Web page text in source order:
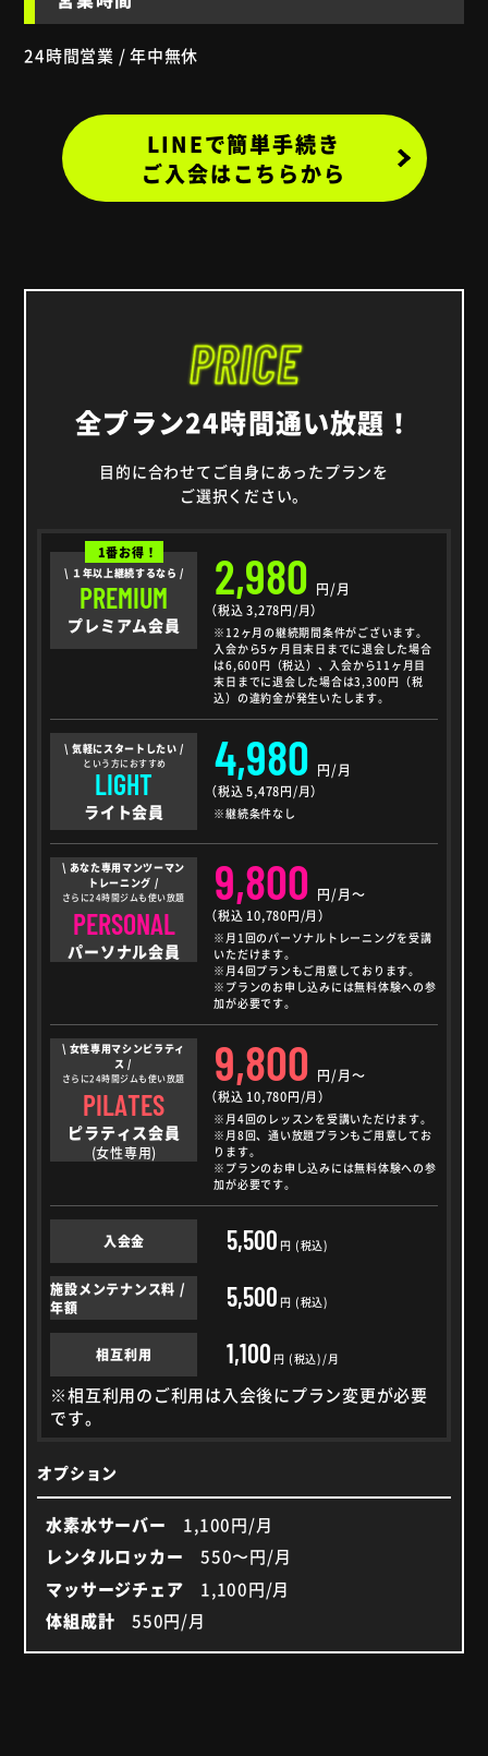
24時間営業 / 年中無休
LINEで簡単手続き
ご入会はこちらから
全プラン24時間通い放題！
目的に合わせてご自身にあったプランを
ご選択ください。
1番お得！
\ １年以上継続するなら /
PREMIUM
プレミアム会員
2,980円/月
（税込 3,278円/月）
※12ヶ月の継続期間条件がございます。
入会から5ヶ月目末日までに退会した場合
は6,600円（税込）、入会から11ヶ月目
末日までに退会した場合は3,300円（税
込）の違約金が発生いたします。
\ 気軽にスタートしたい /
という方におすすめ
LIGHT
ライト会員
4,980円/月
（税込 5,478円/月）
※継続条件なし
\ あなた専用マンツーマン
トレーニング /
さらに24時間ジムも使い放題
PERSONAL
パーソナル会員
9,800円/月～
（税込 10,780円/月）
※月1回のパーソナルトレーニングを受講
いただけます。
※月4回プランもご用意しております。
※プランのお申し込みには無料体験への参
加が必要です。
\ 女性専用マシンピラティ
ス /
さらに24時間ジムも使い放題
PILATES
ピラティス会員
(女性専用)
9,800円/月～
（税込 10,780円/月）
※月4回のレッスンを受講いただけます。
※月8回、通い放題プランもご用意してお
ります。
※プランのお申し込みには無料体験への参
加が必要です。
入会金 5,500円 (税込)
施設メンテナンス料 /
年額
5,500円 (税込)
相互利用 1,100円 (税込)/月
※相互利用のご利用は入会後にプラン変更が必要
です。
オプション
水素水サーバー
1,100円/月
レンタルロッカー
550〜円/月
マッサージチェア
1,100円/月
体組成計
550円/月